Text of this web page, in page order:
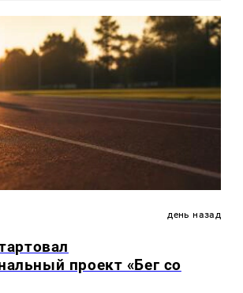
день назад
проект «Бег со